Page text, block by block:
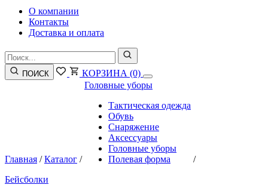
О компании
Контакты
Доставка и оплата
ПОИСК КОРЗИНА (0)
Главная /Каталог /
Головные уборы
Тактическая одежда
Обувь
Снаряжение
Аксессуары
Головные уборы
Полевая форма
/
Бейсболки